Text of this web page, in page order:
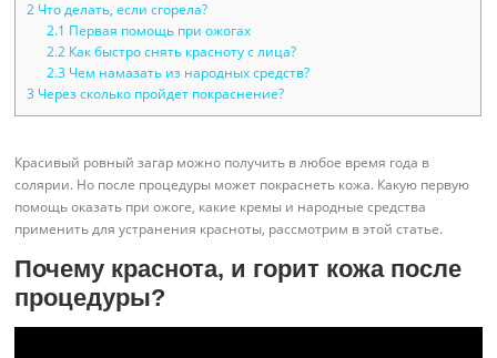
2 Что делать, если сгорела?
2.1 Первая помощь при ожогах
2.2Как быстро снять красноту с лица?
2.3Чем намазать из народных средств?
3 Через сколько пройдет покраснение?
Красивый ровный загар можно получить в любое время года в
солярии. Но после процедуры может покраснеть кожа. Какую первую
помощь оказать при ожоге, какие кремы и народные средства
применить для устранения красноты, рассмотрим в этой статье.
Почему краснота, и горит кожа после
процедуры?